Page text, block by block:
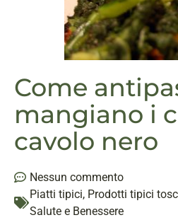
Come
mangiano i
cavolo nero
Nessun commento
Piatti tipici, Prodotti tipici
Salute e Benessere